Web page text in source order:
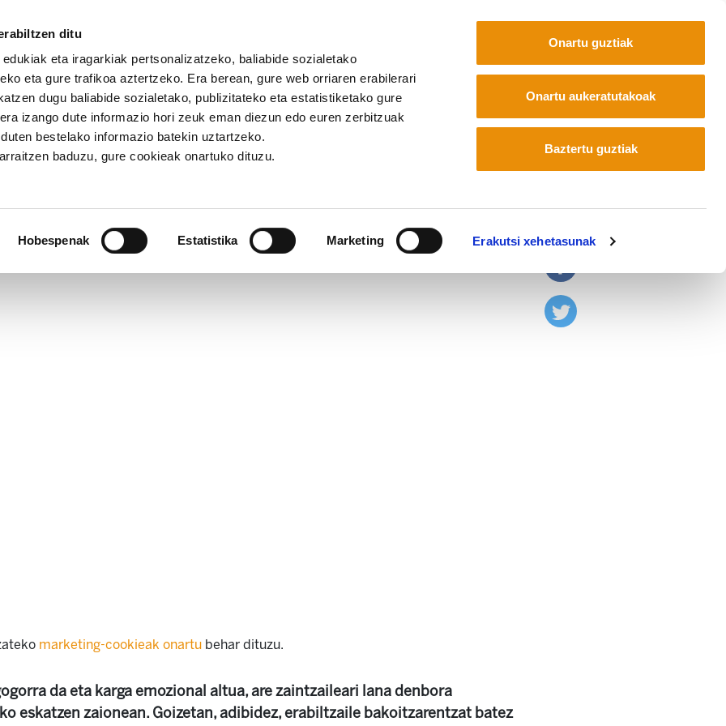
ditu
eta iragarkiak pertsonalizatzeko, baliabide sozialetako
eta gure trafikoa aztertzeko. Era berean, gure web orriaren erabilerari
dugu baliabide sozialetako, publizitateko eta estatistiketako gure
izango dute informazio hori zeuk eman diezun edo euren zerbitzuak
bestelako informazio batekin uztartzeko.
baduzu, gure cookieak onartuko dituzu.
Hobespenak Estatistika Marketing Erakutsi xehetasunak
Onartu guztiak
Onartu aukeratutakoak
Baztertu guztiak
muntai kateko produktu gisa tratatzen dira"
kateko produktu gisa tratatzen dira"
marketing-cookieak onartu behar dituzu.
da eta karga emozional altua, are zaintzaileari lana denbora
eskatzen zaionean. Goizetan, adibidez, erabiltzaile bakoitzarentzat batez